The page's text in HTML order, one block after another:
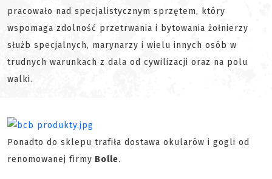
pracowało nad specjalistycznym sprzętem, który
wspomaga zdolność przetrwania i bytowania żołnierzy
służb specjalnych, marynarzy i wielu innych osób w
trudnych warunkach z dala od cywilizacji oraz na polu
walki.
Ponadto do sklepu trafiła dostawa okularów i gogli od
renomowanej firmy Bolle.